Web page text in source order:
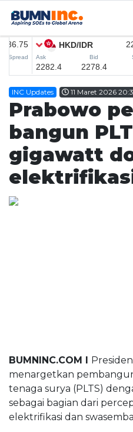
INC Updates 11 Maret 2026
Prabowo
bangun
gigawatt
BUMNINC.COM I
menargetkan
tenaga surya (PLTS)
sebagai bagian dari
elektrifikasi dan
Home
Editorial
INC Updates
INFO MUDIK
Coorporate
CSER